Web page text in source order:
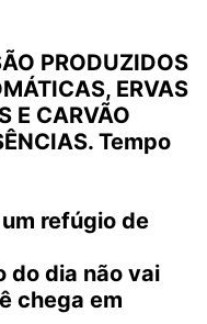
PRODUZIDOS
ERVAS
E CARVÃO
Tempo
refúgio de
do dia não vai
chega em